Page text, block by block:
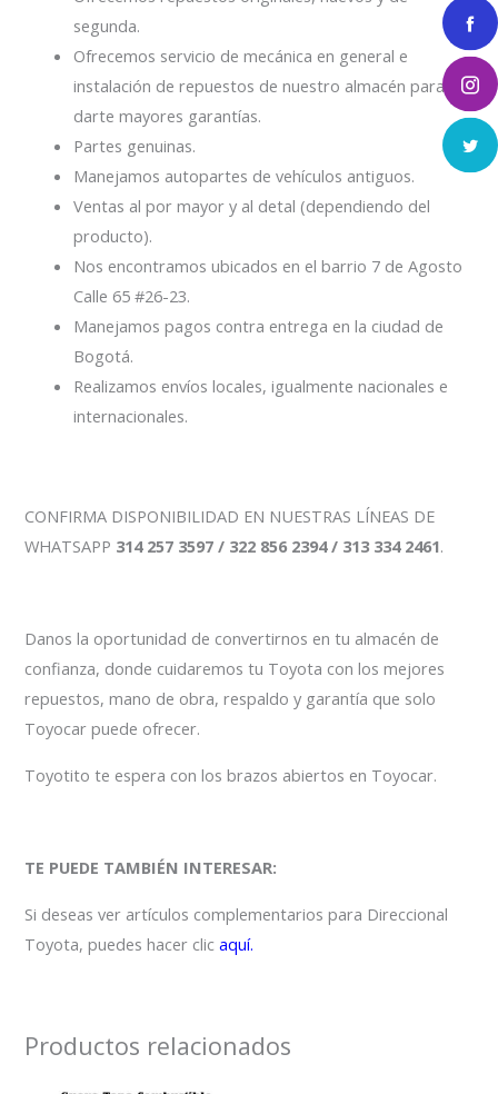
segunda.
Ofrecemos servicio de mecánica en general e
instalación de repuestos de nuestro almacén para
darte mayores garantías.
Partes genuinas.
Manejamos autopartes de vehículos antiguos.
Ventas al por mayor y al detal (dependiendo del
producto).
Nos encontramos ubicados en el barrio 7 de Agosto
Calle 65 #26-23.
Manejamos pagos contra entrega en la ciudad de
Bogotá.
Realizamos envíos locales, igualmente nacionales e
internacionales.
CONFIRMA DISPONIBILIDAD EN NUESTRAS LÍNEAS DE
WHATSAPP 314 257 3597 / 322 856 2394 / 313 334 2461.
Danos la oportunidad de convertirnos en tu almacén de
confianza, donde cuidaremos tu Toyota con los mejores
repuestos, mano de obra, respaldo y garantía que solo
Toyocar puede ofrecer.
Toyotito te espera con los brazos abiertos en Toyocar.
TE PUEDE TAMBIÉN INTERESAR:
Si deseas ver artículos complementarios para Direccional
Toyota, puedes hacer clicaquí.
Productos relacionados